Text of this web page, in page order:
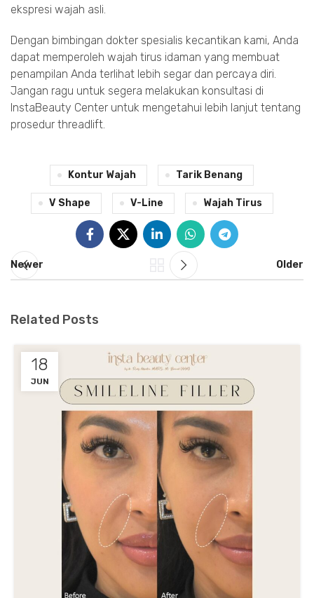
ekspresi wajah asli.
Dengan bimbingan dokter spesialis kecantikan kami, Anda
dapat memperoleh wajah tirus idaman yang membuat
penampilan Anda terlihat lebih segar dan percaya diri.
Jangan ragu untuk segera melakukan konsultasi di
InstaBeauty Center untuk mengetahui lebih lanjut tentang
prosedur threadlift.
Kontur Wajah Tarik Benang
V Shape V-Line Wajah Tirus
Newer Older
Related Posts
18
JUN